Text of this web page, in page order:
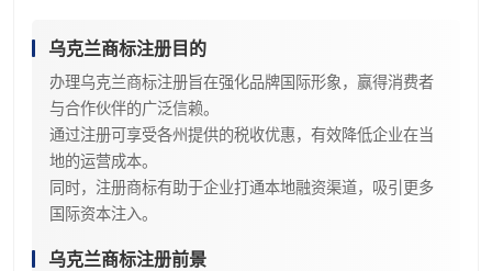
乌克兰商标注册目的
办理乌克兰商标注册旨在强化品牌国际形象，赢得消费者
与合作伙伴的广泛信赖。
通过注册可享受各州提供的税收优惠，有效降低企业在当
地的运营成本。
同时，注册商标有助于企业打通本地融资渠道，吸引更多
国际资本注入。
乌克兰商标注册前景